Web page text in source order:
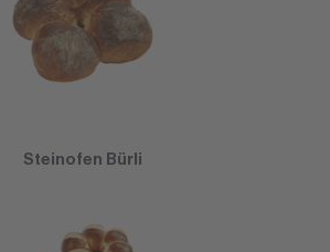
Steinofen Bürli